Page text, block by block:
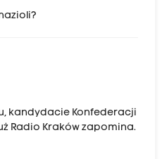
kandydacie Konfederacji
Radio Kraków zapomina.